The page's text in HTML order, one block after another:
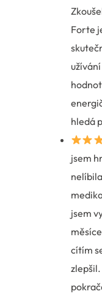
Forte
hledá
jsem
jsem
cítím